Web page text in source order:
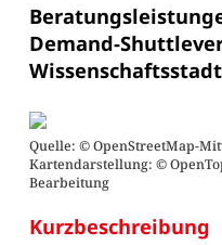
Demand-
Quelle: © OpenStreetMap-
Kartendarstellung: ©
Bearbeitung
Kurzbeschreibung